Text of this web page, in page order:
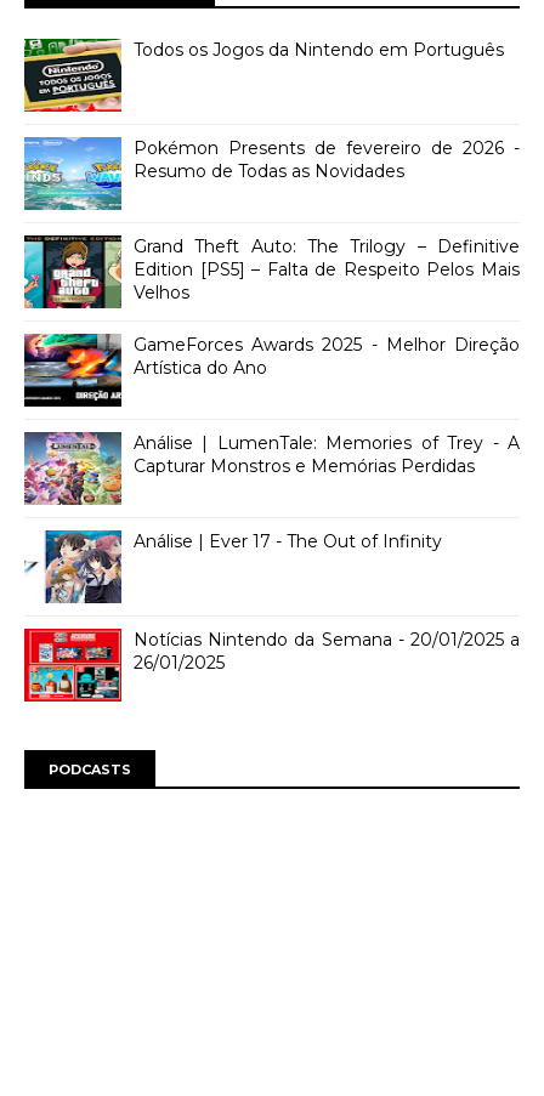
Todos os Jogos da Nintendo em Português
Pokémon Presents de fevereiro de 2026 -
Resumo de Todas as Novidades
Grand Theft Auto: The Trilogy – Definitive
Edition [PS5] – Falta de Respeito Pelos Mais
Velhos
GameForces Awards 2025 - Melhor Direção
Artística do Ano
Análise | LumenTale: Memories of Trey - A
Capturar Monstros e Memórias Perdidas
Análise | Ever 17 - The Out of Infinity
Notícias Nintendo da Semana - 20/01/2025 a
26/01/2025
PODCASTS